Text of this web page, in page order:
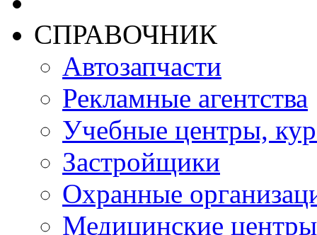
СПРАВОЧНИК
Автозапчасти
Рекламные агентства
Учебные центры,
Застройщики
Охранные
Медицинские центры